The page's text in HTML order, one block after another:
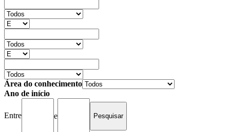
Área do conhecimento
Ano de início
Entre e